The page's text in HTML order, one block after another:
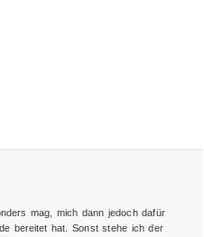
mag, mich dann jedoch dafür
bereitet hat. Sonst stehe ich der